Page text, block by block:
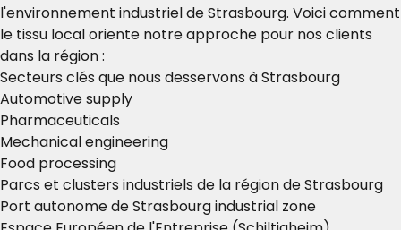
l'environnement industriel de Strasbourg. Voici comment
le tissu local oriente notre approche pour nos clients
dans la région :
Secteurs clés que nous desservons à Strasbourg
Automotive supply
Pharmaceuticals
Mechanical engineering
Food processing
Parcs et clusters industriels de la région de Strasbourg
Port autonome de Strasbourg industrial zone